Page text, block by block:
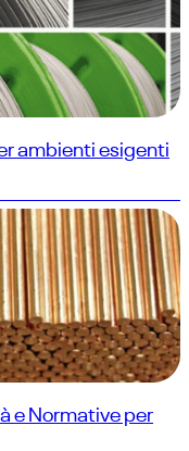
ambienti esigenti
e Normative per